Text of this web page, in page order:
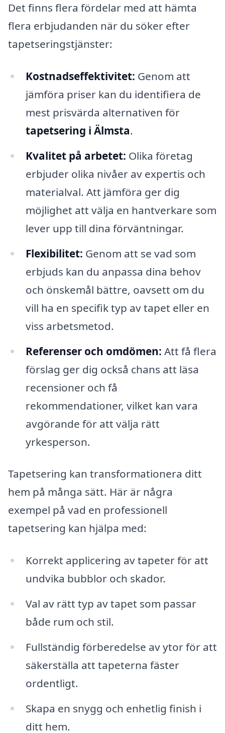
Det finns flera fördelar med att hämta
flera erbjudanden när du söker efter
tapetseringstjänster:
Kostnadseffektivitet: Genom att
jämföra priser kan du identifiera de
mest prisvärda alternativen för
tapetsering i Älmsta.
Kvalitet på arbetet: Olika företag
erbjuder olika nivåer av expertis och
materialval. Att jämföra ger dig
möjlighet att välja en hantverkare som
lever upp till dina förväntningar.
Flexibilitet: Genom att se vad som
erbjuds kan du anpassa dina behov
och önskemål bättre, oavsett om du
vill ha en specifik typ av tapet eller en
viss arbetsmetod.
Referenser och omdömen: Att få flera
förslag ger dig också chans att läsa
recensioner och få
rekommendationer, vilket kan vara
avgörande för att välja rätt
yrkesperson.
Tapetsering kan transformationera ditt
hem på många sätt. Här är några
exempel på vad en professionell
tapetsering kan hjälpa med:
Korrekt applicering av tapeter för att
undvika bubblor och skador.
Val av rätt typ av tapet som passar
både rum och stil.
Fullständig förberedelse av ytor för att
säkerställa att tapeterna fäster
ordentligt.
Skapa en snygg och enhetlig finish i
ditt hem.